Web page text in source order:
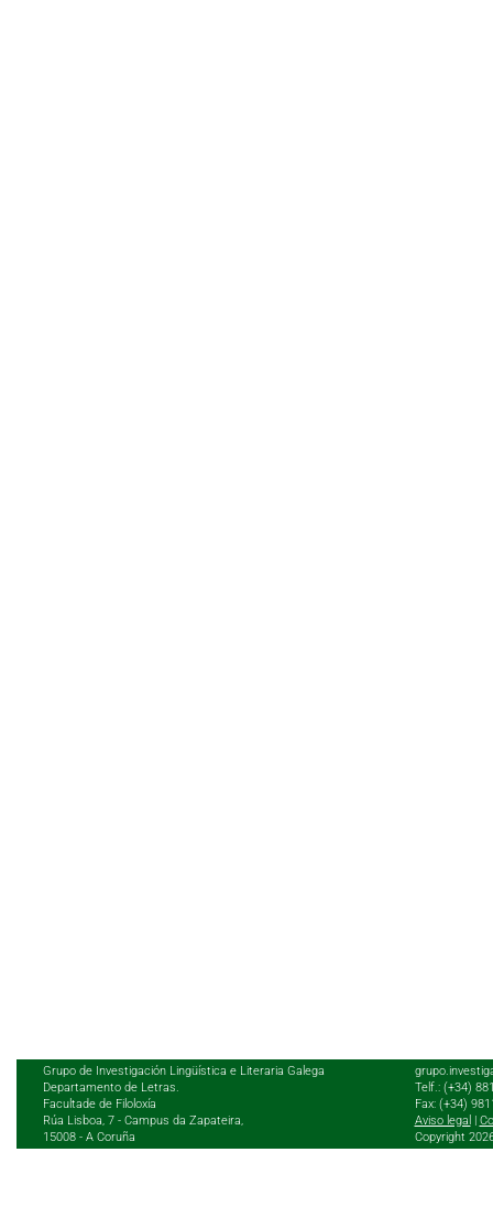
Grupo de Investigación Lingüística e Literaria Galega
Departamento de Letras.
Facultade de Filoloxía
Rúa Lisboa, 7 - Campus da Zapateira,
15008 - A Coruña
Telf.: (+34)
Fax: (+34)
Aviso legal
Copyright